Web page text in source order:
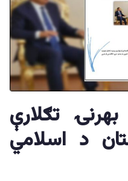
سیمه
څېړنو
تګلارې
د اسلامي